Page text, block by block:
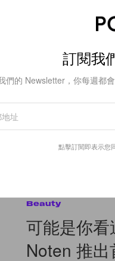
溫柔又明
尚單品散
近日氣溫上升，讓大
Beauty
可能是你
Noten 推出
訂閱我
們的 Newsletter，你每週都
點擊訂閱即表示您